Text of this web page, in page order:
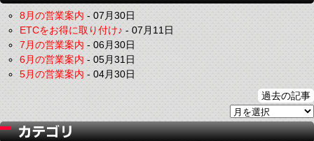
8月の営業案内-07月30日
ETCをお得に取り付け♪-07月11日
7月の営業案内-06月30日
6月の営業案内-05月31日
5月の営業案内-04月30日
過去の記事